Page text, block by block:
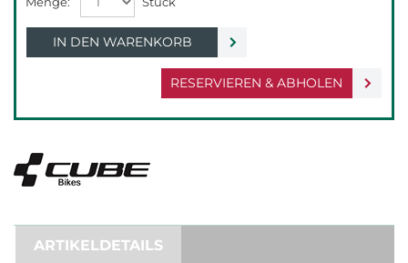
RESERVIEREN & ABHOLEN
IN DEN WARENKORB
ARTIKELDETAILS